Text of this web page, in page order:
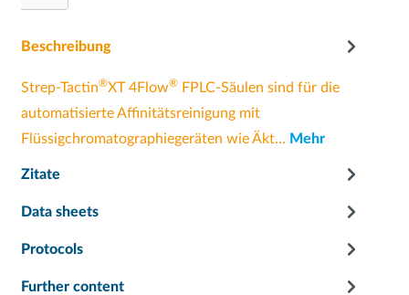
Beschreibung
Strep-Tactin®XT 4Flow®FPLC-Säulen sind für die
automatisierte Affinitätsreinigung mit
Flüssigchromatographiegeräten wie Äkt… Mehr
Zitate
Data sheets
Protocols
Further content